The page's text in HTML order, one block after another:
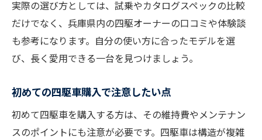
実際の選び方としては、試乗やカタログスペックの比較
だけでなく、兵庫県内の四駆オーナーの口コミや体験談
も参考になります。自分の使い方に合ったモデルを選
び、長く愛用できる一台を見つけましょう。
初めての四駆車購入で注意したい点
初めて四駆車を購入する方は、その維持費やメンテナン
スのポイントにも注意が必要です。四駆車は構造が複雑